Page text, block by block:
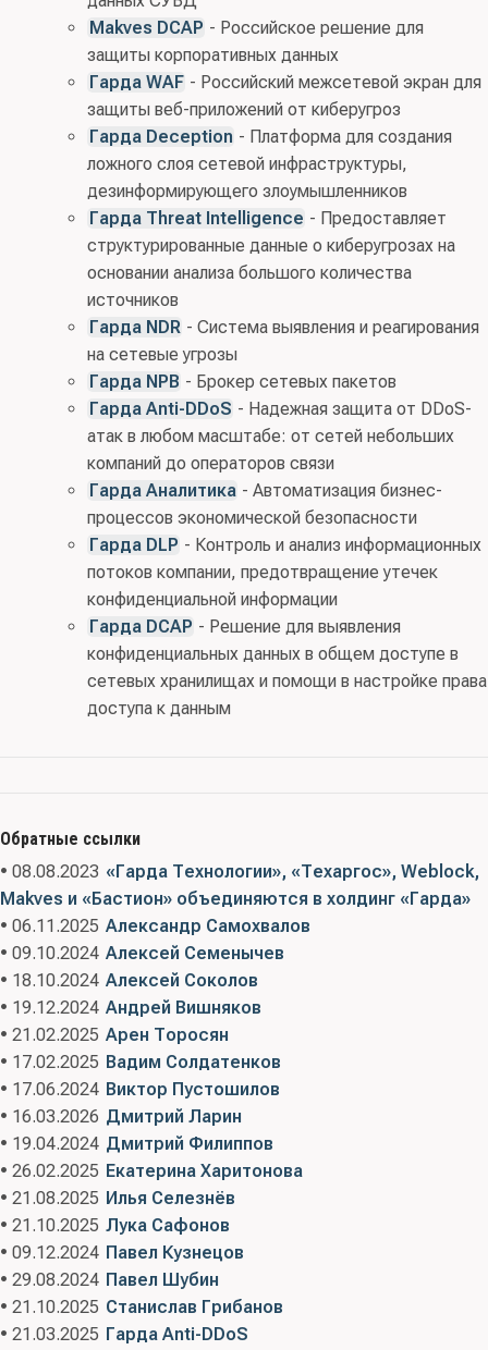
Makves DCAP - Российское решение для
защиты корпоративных данных
Гарда WAF - Российский межсетевой экран для
защиты веб-приложений от киберугроз
Гарда Deception - Платформа для создания
ложного слоя сетевой инфраструктуры,
дезинформирующего злоумышленников
Гарда Threat Intelligence - Предоставляет
структурированные данные о киберугрозах на
основании анализа большого количества
источников
Гарда NDR - Система выявления и реагирования
на сетевые угрозы
Гарда NPB - Брокер сетевых пакетов
Гарда Anti-DDoS - Надежная защита от DDoS-
атак в любом масштабе: от сетей небольших
компаний до операторов связи
Гарда Аналитика - Автоматизация бизнес-
процессов экономической безопасности
Гарда DLP - Контроль и анализ информационных
потоков компании, предотвращение утечек
конфиденциальной информации
Гарда DCAP - Решение для выявления
конфиденциальных данных в общем доступе в
сетевых хранилищах и помощи в настройке права
доступа к данным
Обратные ссылки
• 08.08.2023 «Гарда Технологии», «Техаргос», Weblock,
Makves и «Бастион» объединяются в холдинг «Гарда»
• 06.11.2025 Александр Самохвалов
• 09.10.2024 Алексей Семенычев
• 18.10.2024 Алексей Соколов
• 19.12.2024 Андрей Вишняков
• 21.02.2025 Арен Торосян
• 17.02.2025 Вадим Солдатенков
• 17.06.2024 Виктор Пустошилов
• 16.03.2026 Дмитрий Ларин
• 19.04.2024 Дмитрий Филиппов
• 26.02.2025 Екатерина Харитонова
• 21.08.2025 Илья Селезнёв
• 21.10.2025 Лука Сафонов
• 09.12.2024 Павел Кузнецов
• 29.08.2024 Павел Шубин
• 21.10.2025 Станислав Грибанов
• 21.03.2025 Гарда Anti-DDoS